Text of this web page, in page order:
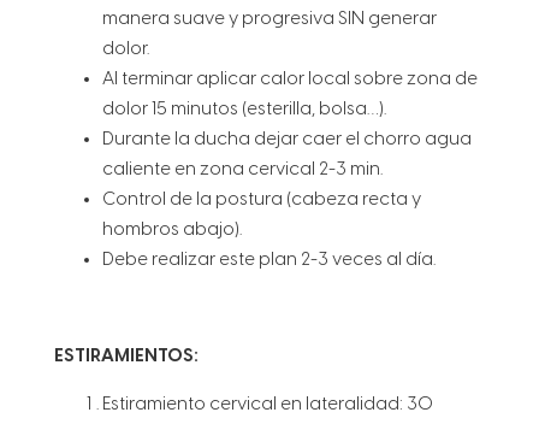
manera suave y progresiva SIN generar
dolor.
Al terminar aplicar calor local sobre zona de
dolor 15 minutos (esterilla, bolsa…).
Durante la ducha dejar caer el chorro agua
caliente en zona cervical 2-3 min.
Control de la postura (cabeza recta y
hombros abajo).
Debe realizar este plan 2-3 veces al día.
ESTIRAMIENTOS:
Estiramiento cervical en lateralidad: 30